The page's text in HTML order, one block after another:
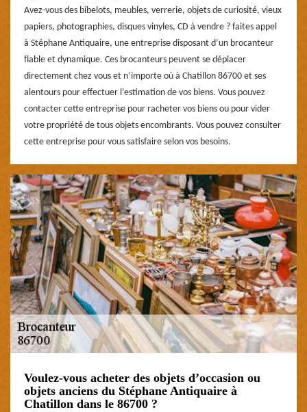
Avez-vous des bibelots, meubles, verrerie, objets de curiosité, vieux
papiers, photographies, disques vinyles, CD à vendre ? faites appel
à Stéphane Antiquaire, une entreprise disposant d’un brocanteur
fiable et dynamique. Ces brocanteurs peuvent se déplacer
directement chez vous et n’importe où à Chatillon 86700 et ses
alentours pour effectuer l’estimation de vos biens. Vous pouvez
contacter cette entreprise pour racheter vos biens ou pour vider
votre propriété de tous objets encombrants. Vous pouvez consulter
cette entreprise pour vous satisfaire selon vos besoins.
Voulez-vous acheter des objets d’occasion ou
objets anciens du Stéphane Antiquaire à
Chatillon dans le 86700 ?